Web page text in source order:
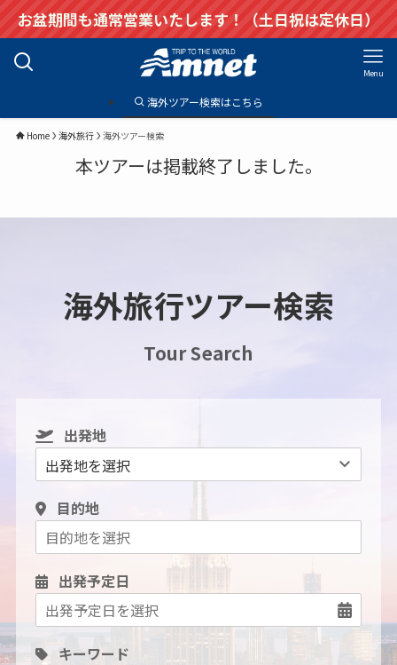
お盆期間も通常営業いたします！（土日祝は定休日）
Menu
海外ツアー検索はこちら
Home 海外旅行 海外ツアー検索
本ツアーは掲載終了しました。
海外旅行ツアー検索
Tour Search
出発地
目的地
出発予定日
キーワード